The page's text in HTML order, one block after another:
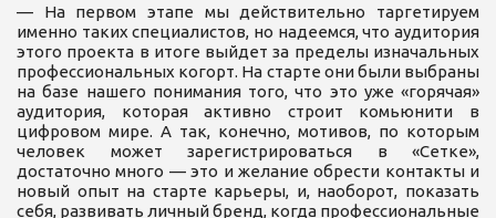
— На первом этапе мы действительно таргетируем
именно таких специалистов, но надеемся, что аудитория
этого проекта в итоге выйдет за пределы изначальных
профессиональных когорт. На старте они были выбраны
на базе нашего понимания того, что это уже «горячая»
аудитория, которая активно строит комьюнити в
цифровом мире. А так, конечно, мотивов, по которым
человек может зарегистрироваться в «Сетке»,
достаточно много — это и желание обрести контакты и
новый опыт на старте карьеры, и, наоборот, показать
себя, развивать личный бренд, когда профессиональные